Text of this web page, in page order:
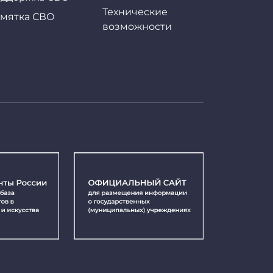
СВО
Технические
возможности